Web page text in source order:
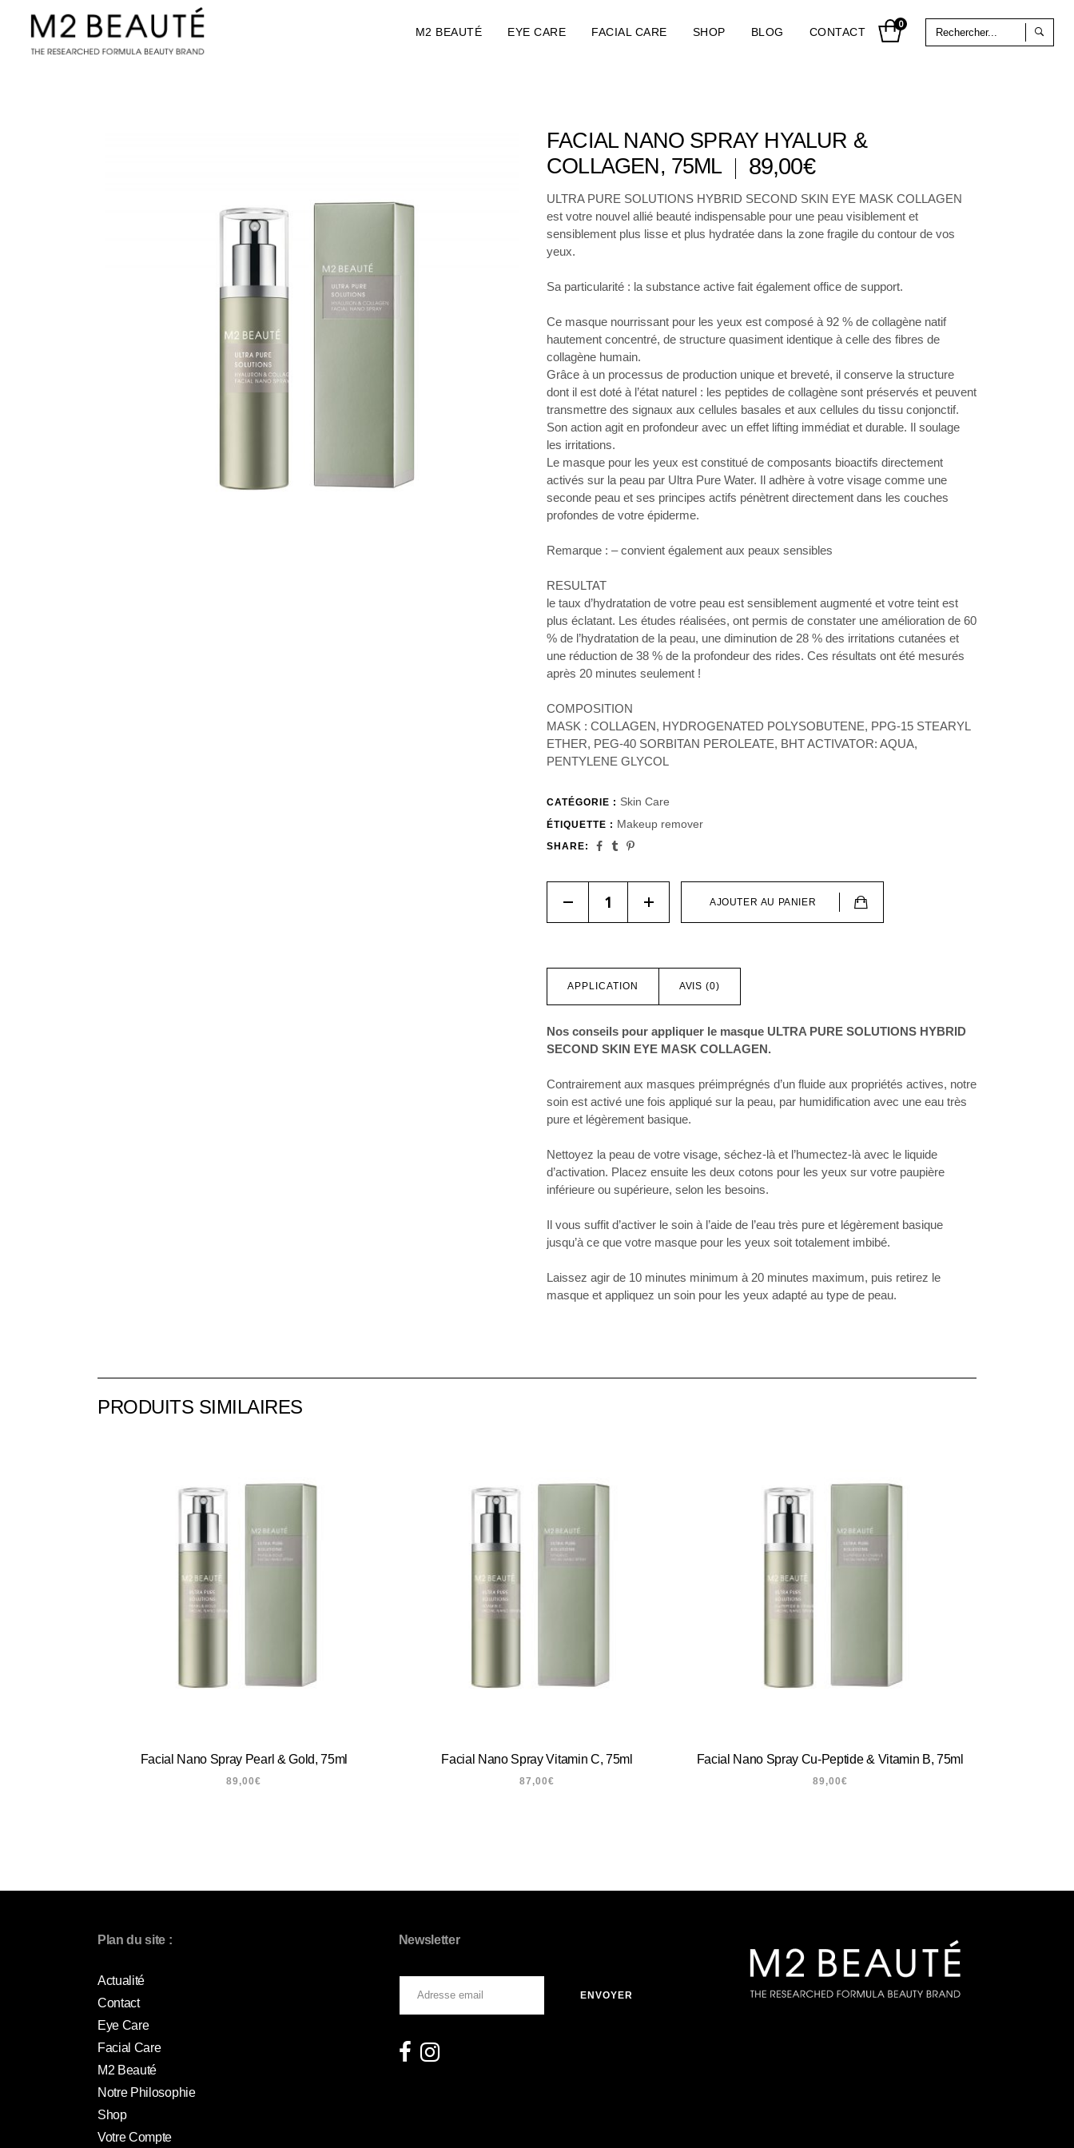
M2 BEAUTÉ EYE CARE FACIAL CARE SHOP BLOG CONTACT
0
for:
FACIAL NANO SPRAY HYALUR &
COLLAGEN, 75ML
89,00€
ULTRA PURE SOLUTIONS HYBRID SECOND SKIN EYE MASK COLLAGEN
est votre nouvel allié beauté indispensable pour une peau visiblement et
sensiblement plus lisse et plus hydratée dans la zone fragile du contour de vos
yeux.
Sa particularité : la substance active fait également office de support.
Ce masque nourrissant pour les yeux est composé à 92 % de collagène natif
hautement concentré, de structure quasiment identique à celle des fibres de
collagène humain.
Grâce à un processus de production unique et breveté, il conserve la structure
dont il est doté à l’état naturel : les peptides de collagène sont préservés et peuvent
transmettre des signaux aux cellules basales et aux cellules du tissu conjonctif.
Son action agit en profondeur avec un effet lifting immédiat et durable. Il soulage
les irritations.
Le masque pour les yeux est constitué de composants bioactifs directement
activés sur la peau par Ultra Pure Water. Il adhère à votre visage comme une
seconde peau et ses principes actifs pénètrent directement dans les couches
profondes de votre épiderme.
Remarque : – convient également aux peaux sensibles
RESULTAT
le taux d’hydratation de votre peau est sensiblement augmenté et votre teint est
plus éclatant. Les études réalisées, ont permis de constater une amélioration de 60
% de l’hydratation de la peau, une diminution de 28 % des irritations cutanées et
une réduction de 38 % de la profondeur des rides. Ces résultats ont été mesurés
après 20 minutes seulement !
COMPOSITION
MASK : COLLAGEN, HYDROGENATED POLYSOBUTENE, PPG-15 STEARYL
ETHER, PEG-40 SORBITAN PEROLEATE, BHT ACTIVATOR: AQUA,
PENTYLENE GLYCOL
CATÉGORIE : Skin Care
ÉTIQUETTE : Makeup remover
SHARE:
AJOUTER AU PANIER
APPLICATION AVIS (0)
Nos conseils pour appliquer le masque ULTRA PURE SOLUTIONS HYBRID
SECOND SKIN EYE MASK COLLAGEN.
Contrairement aux masques préimprégnés d’un fluide aux propriétés actives, notre
soin est activé une fois appliqué sur la peau, par humidification avec une eau très
pure et légèrement basique.
Nettoyez la peau de votre visage, séchez-là et l’humectez-là avec le liquide
d’activation. Placez ensuite les deux cotons pour les yeux sur votre paupière
inférieure ou supérieure, selon les besoins.
Il vous suffit d’activer le soin à l’aide de l’eau très pure et légèrement basique
jusqu’à ce que votre masque pour les yeux soit totalement imbibé.
Laissez agir de 10 minutes minimum à 20 minutes maximum, puis retirez le
masque et appliquez un soin pour les yeux adapté au type de peau.
PRODUITS SIMILAIRES
Facial Nano Spray Pearl & Gold, 75ml
89,00€
Facial Nano Spray Vitamin C, 75ml
87,00€
Facial Nano Spray Cu-Peptide & Vitamin B, 75ml
89,00€
Plan du site :
Actualité
Contact
Eye Care
Facial Care
M2 Beauté
Notre Philosophie
Shop
Votre Compte
Newsletter